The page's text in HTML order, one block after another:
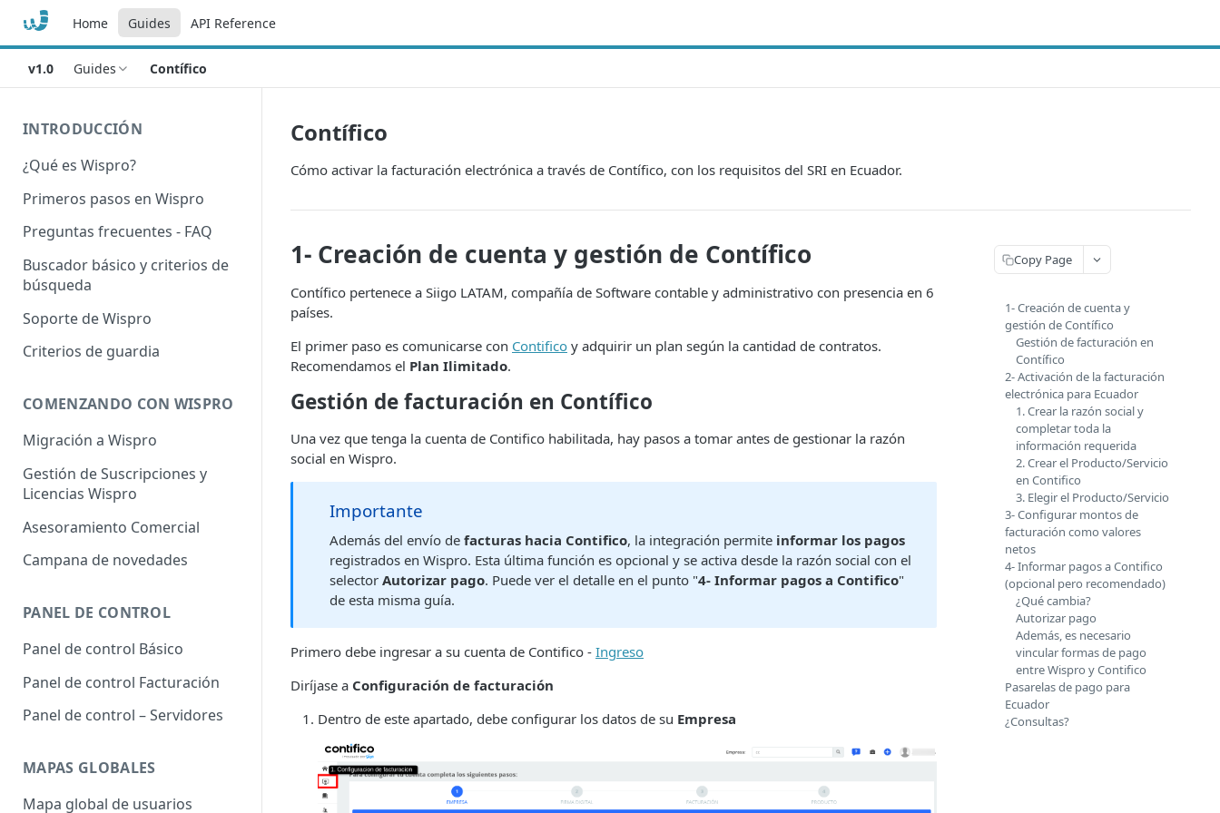
Home Guides API Reference
v1.0 Guides Contífico
INTRODUCCIÓN
¿Qué es Wispro?
Primeros pasos en Wispro
Preguntas frecuentes - FAQ
Buscador básico y criterios de
búsqueda
Soporte de Wispro
Criterios de guardia
COMENZANDO CON WISPRO
Migración a Wispro
Gestión de Suscripciones y
Licencias Wispro
Asesoramiento Comercial
Campana de novedades
PANEL DE CONTROL
Panel de control Básico
Panel de control Facturación
Panel de control – Servidores
MAPAS GLOBALES
Mapa global de usuarios
Contífico
Cómo activar la facturación electrónica a través de Contífico, con los requisitos del SRI en Ecuador.
1- Creación de cuenta y gestión de Contífico
Contífico pertenece a Siigo LATAM, compañía de Software contable y administrativo con presencia en 6
países.
El primer paso es comunicarse con Contifico y adquirir un plan según la cantidad de contratos.
Recomendamos el Plan Ilimitado.
Gestión de facturación en Contífico
Una vez que tenga la cuenta de Contifico habilitada, hay pasos a tomar antes de gestionar la razón
social en Wispro.
Importante
Además del envío defacturas hacia Contifico, la integración permite informar los pagos
registrados en Wispro. Esta última función es opcional y se activa desde la razón social con el
selectorAutorizar pago. Puede ver el detalle en el punto "4- Informar pagos a Contifico"
de esta misma guía.
Primero debe ingresar a su cuenta de Contifico - Ingreso
Diríjase a Configuración de facturación
Dentro de este apartado, debe configurar los datos de su Empresa
Copy Page
1- Creación de cuenta y
gestión de Contífico
Gestión de facturación en
Contífico
2- Activación de la facturación
electrónica para Ecuador
1. Crear la razón social y
completar toda la
información requerida
2. Crear el Producto/Servicio
en Contifico
3. Elegir el Producto/Servicio
3- Configurar montos de
facturación como valores
netos
4- Informar pagos a Contifico
(opcional pero recomendado)
¿Qué cambia?
Autorizar pago
Además, es necesario
vincular formas de pago
entre Wispro y Contifico
Pasarelas de pago para
Ecuador
¿Consultas?